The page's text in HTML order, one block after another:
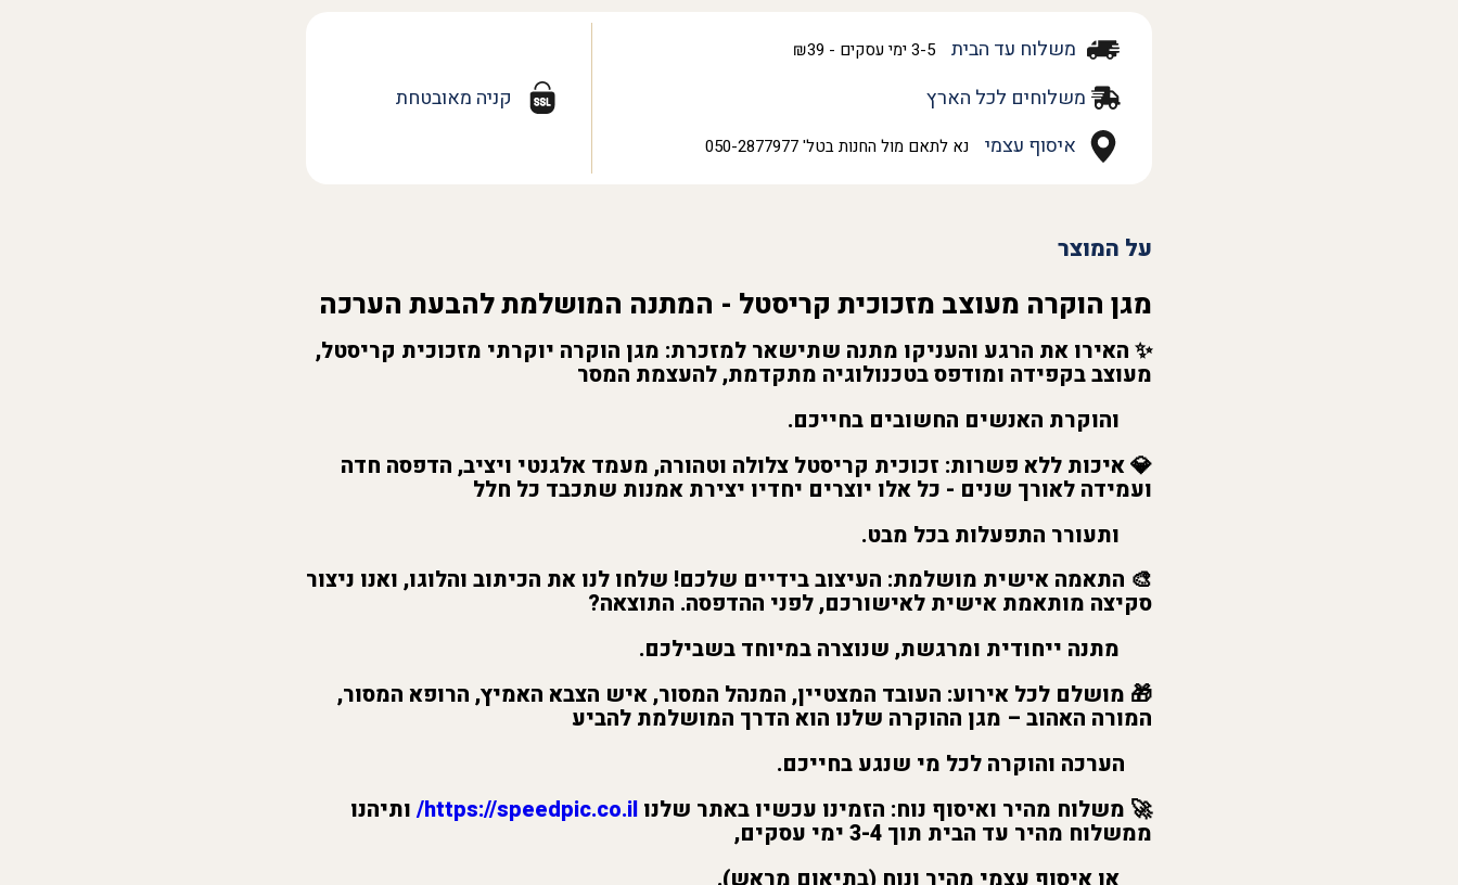
משלוח עד הבית 3-5 ימי עסקים - ₪39
משלוחים לכל הארץ
איסוף עצמי
נא לתאם מול החנות בטל' 050-2877977
קניה מאובטחת
על המוצר
מגן הוקרה מעוצב מזכוכית קריסטל - המתנה המושלמת להבעת הערכה
✨ האירו את הרגע והעניקו מתנה שתישאר למזכרת: מגן הוקרה יוקרתי מזכוכית קריסטל,
מעוצב בקפידה ומודפס בטכנולוגיה מתקדמת, להעצמת המסר
והוקרת האנשים החשובים בחייכם.
💎איכות ללא פשרות: זכוכית קריסטל צלולה וטהורה, מעמד אלגנטי ויציב, הדפסה חדה
ועמידה לאורך שנים - כל אלו יוצרים יחדיו יצירת אמנות שתכבד כל חלל
ותעורר התפעלות בכל מבט.
🎨 התאמה אישית מושלמת: העיצוב בידיים שלכם! שלחו לנו את הכיתוב והלוגו, ואנו ניצור
סקיצה מותאמת אישית לאישורכם, לפני ההדפסה. התוצאה?
מתנה ייחודית ומרגשת, שנוצרה במיוחד בשבילכם.
🎁 מושלם לכל אירוע: העובד המצטיין, המנהל המסור, איש הצבא האמיץ, הרופא המסור,
המורה האהוב – מגן ההוקרה שלנו הוא הדרך המושלמת להביע
הערכה והוקרה לכל מי שנגע בחייכם.
🚀 משלוח מהיר ואיסוף נוח: הזמינו עכשיו באתר שלנו https://speedpic.co.il/ ותיהנו
ממשלוח מהיר עד הבית תוך 3-4 ימי עסקים,